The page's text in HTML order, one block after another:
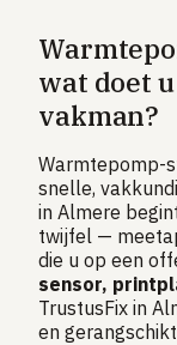
wat doet
vakman?
Warmtepomp-
snelle,
in Almere
twijfel —
die u op een
sensor,
TrustusFix in
en